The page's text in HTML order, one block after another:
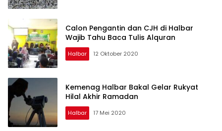
Calon Pengantin dan CJH di Halbar
Wajib Tahu Baca Tulis Alquran
Halbar 12 Oktober 2020
Kemenag Halbar Bakal Gelar Rukyat
Hilal Akhir Ramadan
Halbar 17 Mei 2020